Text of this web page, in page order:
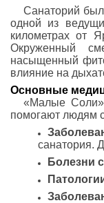
Санаторий
одной из
километрах от
Окруженный
насыщенный
влияние на
Основные
«Малые Соли»
помогают людям
санатория.
Болезни